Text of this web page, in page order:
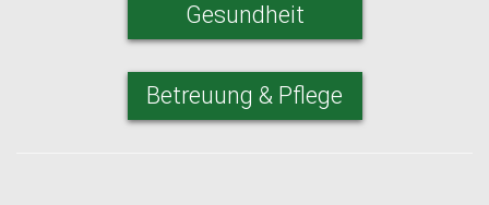
Gesundheit
Betreuung & Pflege